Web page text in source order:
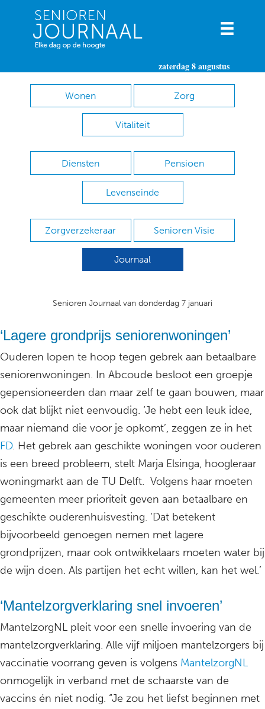
zaterdag 8 augustus
Wonen Zorg
Vitaliteit
Diensten Pensioen
Levenseinde
Zorgverzekeraar Senioren Visie
Journaal
Senioren Journaal van donderdag 7 januari
‘Lagere grondprijs seniorenwoningen’
Ouderen lopen te hoop tegen gebrek aan betaalbare
seniorenwoningen. In Abcoude besloot een groepje
gepensioneerden dan maar zelf te gaan bouwen, maar
ook dat blijkt niet eenvoudig. ‘Je hebt een leuk idee,
maar niemand die voor je opkomt’, zeggen ze in het
FD. Het gebrek aan geschikte woningen voor ouderen
is een breed probleem, stelt Marja Elsinga, hoogleraar
woningmarkt aan de TU Delft. Volgens haar moeten
gemeenten meer prioriteit geven aan betaalbare en
geschikte ouderenhuisvesting. ‘Dat betekent
bijvoorbeeld genoegen nemen met lagere
grondprijzen, maar ook ontwikkelaars moeten water bij
de wijn doen. Als partijen het echt willen, kan het wel.’
‘Mantelzorgverklaring snel invoeren’
MantelzorgNL pleit voor een snelle invoering van de
mantelzorgverklaring. Alle vijf miljoen mantelzorgers bij
vaccinatie voorrang geven is volgens MantelzorgNL
onmogelijk in verband met de schaarste van de
vaccins én niet nodig. “Je zou het liefst beginnen met